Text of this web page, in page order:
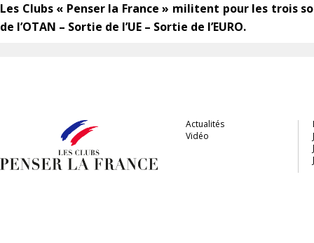
Les Clubs « Penser la France » militent pour les trois
de l’OTAN – Sortie de l’UE – Sortie de l’EURO.
Actualités
Vidéo